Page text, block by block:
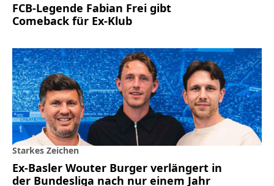
FCB-Legende Fabian Frei gibt
Comeback für Ex-Klub
Starkes Zeichen
Ex-Basler Wouter Burger verlängert in
der Bundesliga nach nur einem Jahr